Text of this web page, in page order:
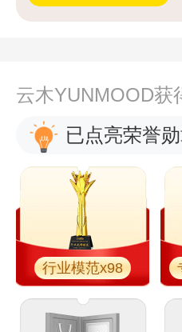
云木YUNMOOD获
已点亮荣誉
行业模范x98